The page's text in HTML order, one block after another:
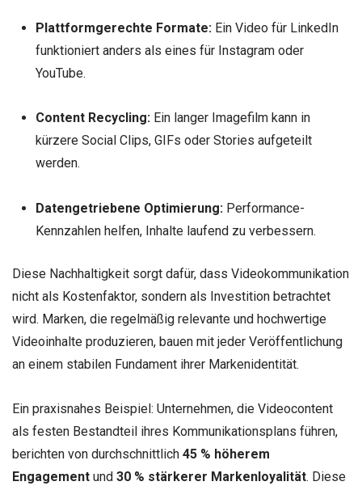
Plattformgerechte Formate:Ein Video für LinkedIn
funktioniert anders als eines für Instagram oder
YouTube.
Content Recycling:Ein langer Imagefilm kann in
kürzere Social Clips, GIFs oder Stories aufgeteilt
werden.
Datengetriebene Optimierung:Performance-
Kennzahlen helfen, Inhalte laufend zu verbessern.
Diese Nachhaltigkeit sorgt dafür, dass Videokommunikation
nicht als Kostenfaktor, sondern als Investition betrachtet
wird. Marken, die regelmäßig relevante und hochwertige
Videoinhalte produzieren, bauen mit jeder Veröffentlichung
an einem stabilen Fundament ihrer Markenidentität.
Ein praxisnahes Beispiel: Unternehmen, die Videocontent
als festen Bestandteil ihres Kommunikationsplans führen,
berichten von durchschnittlich 45 % höherem
Engagement und 30 % stärkerer Markenloyalität. Diese